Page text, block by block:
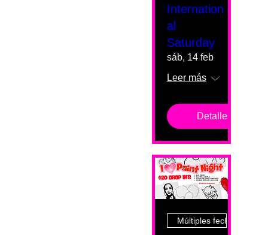
Internation
al
Saturday
sáb, 14 feb
Leer más
Detalles
Múltiples fechas